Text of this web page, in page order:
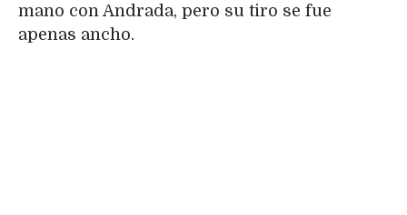
mano con Andrada, pero su tiro se fue
apenas ancho.